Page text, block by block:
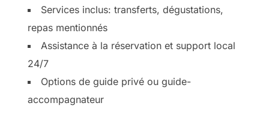
Services inclus: transferts, dégustations,
repas mentionnés
Assistance à la réservation et support local
24/7
Options de guide privé ou guide-
accompagnateur